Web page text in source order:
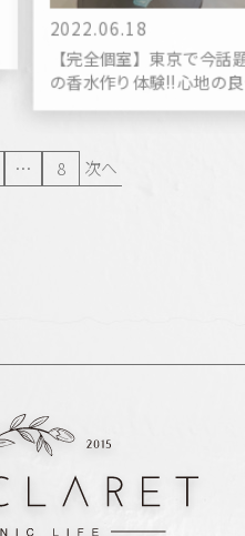
2022.06.18
【完全個室】東京で今話
の香水作り体験!!心地の
AROMABLENDBARをご紹
介。
… 8 次へ